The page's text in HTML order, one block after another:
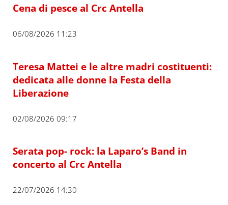
Cena di pesce al Crc Antella
06/08/2026 11:23
Teresa Mattei e le altre madri costituenti:
dedicata alle donne la Festa della
Liberazione
02/08/2026 09:17
Serata pop- rock: la Laparo’s Band in
concerto al Crc Antella
22/07/2026 14:30